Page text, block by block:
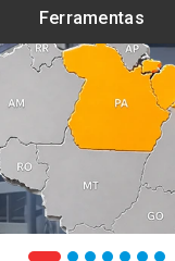
Ferramentas